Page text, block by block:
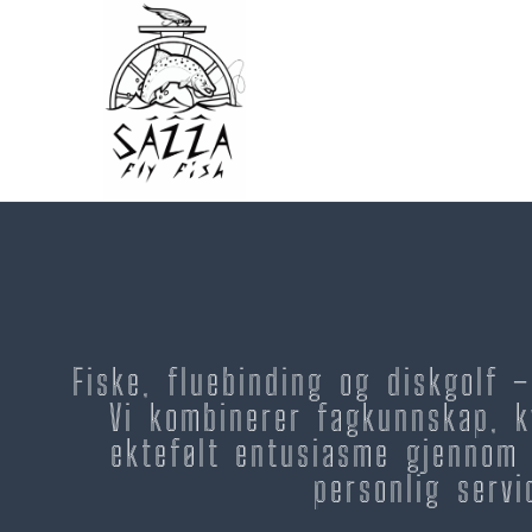
Fiske, fluebinding og diskgolf –
Vi kombinerer fagkunnskap,
ektefølt entusiasme
personlig